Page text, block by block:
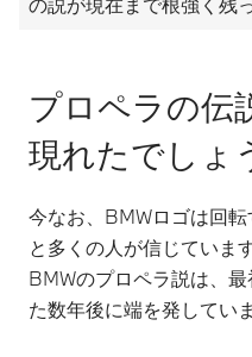
プロペラの伝
現れたでしょ
今なお、BMWロゴは回
と多くの人が信じていま
BMWのプロペラ説は、
た数年後に端を発していま